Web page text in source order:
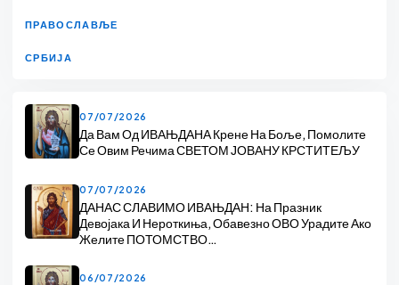
ПРАВОСЛАВЉЕ
СРБИЈА
07/07/2026
Да Вам Од ИВАЊДАНА Крене На Боље, Помолите
Се Овим Речима СВЕТОМ ЈОВАНУ КРСТИТЕЉУ
07/07/2026
ДАНАС СЛАВИМО ИВАЊДАН: На Празник
Девојака И Нероткиња, Обавезно ОВО Урадите Ако
Желите ПОТОМСТВО…
06/07/2026